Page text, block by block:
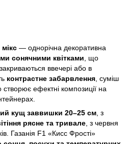
— однорічна декоративна
сонячними квітками , що
ввечері або в
контрастне забарвлення , суміш
ефектні композиції на
кущ заввишки 20–25 см , з
рясне та тривале , з червня
Газанія F1 «Кисс Фрості»